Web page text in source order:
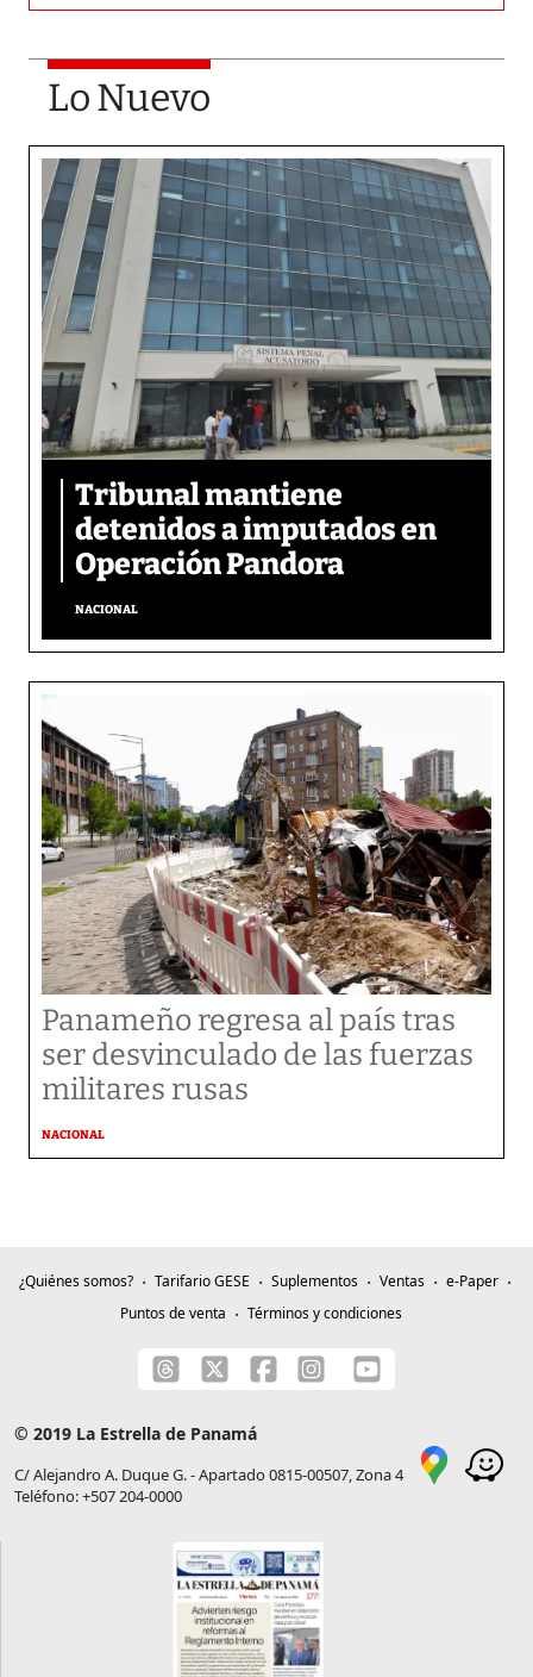
Lo Nuevo
Tribunal mantiene
detenidos a imputados en
Operación Pandora
NACIONAL
Panameño regresa al país tras
ser desvinculado de las fuerzas
militares rusas
NACIONAL
¿Quiénes somos? Tarifario GESE Suplementos Ventas
e-Paper
Puntos de venta
Términos y condiciones
© 2019 La Estrella de Panamá
C/ Alejandro A. Duque G. - Apartado 0815-00507, Zona 4
Teléfono: +507 204-0000